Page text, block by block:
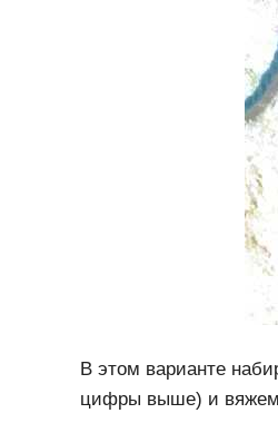
В этом варианте
цифры выше) и вяжем